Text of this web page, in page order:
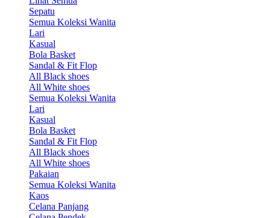
Sepatu
Semua Koleksi Wanita
Lari
Kasual
Bola Basket
Sandal & Fit Flop
All Black shoes
All White shoes
Semua Koleksi Wanita
Lari
Kasual
Bola Basket
Sandal & Fit Flop
All Black shoes
All White shoes
Pakaian
Semua Koleksi Wanita
Kaos
Celana Panjang